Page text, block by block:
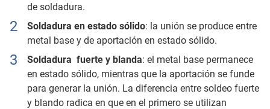
de soldadura.
Soldadura en estado sólido: la unión se produce entre
metal base y de aportación en estado sólido.
Soldadura fuerte y blanda: el metal base permanece
en estado sólido, mientras que la aportación se funde
para generar la unión. La diferencia entre soldeo fuerte
y blando radica en que en el primero se utilizan